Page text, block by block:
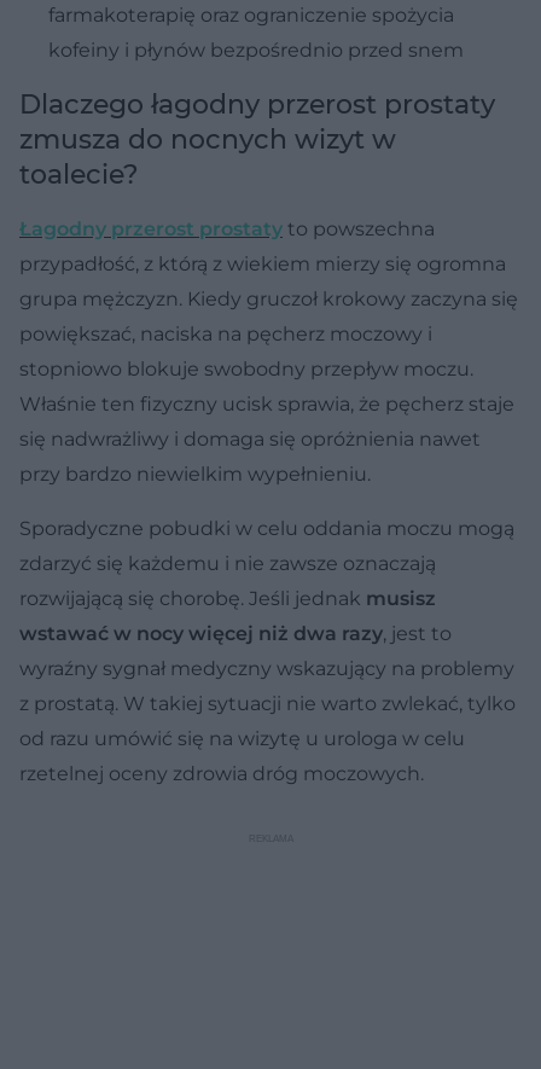
farmakoterapię oraz ograniczenie spożycia
kofeiny i płynów bezpośrednio przed snem
Dlaczego łagodny przerost prostaty
zmusza do nocnych wizyt w
toalecie?
Łagodny przerost prostaty to powszechna
przypadłość, z którą z wiekiem mierzy się ogromna
grupa mężczyzn. Kiedy gruczoł krokowy zaczyna się
powiększać, naciska na pęcherz moczowy i
stopniowo blokuje swobodny przepływ moczu.
Właśnie ten fizyczny ucisk sprawia, że pęcherz staje
się nadwrażliwy i domaga się opróżnienia nawet
przy bardzo niewielkim wypełnieniu.
Sporadyczne pobudki w celu oddania moczu mogą
zdarzyć się każdemu i nie zawsze oznaczają
rozwijającą się chorobę. Jeśli jednak musisz
wstawać w nocy więcej niż dwa razy, jest to
wyraźny sygnał medyczny wskazujący na problemy
z prostatą. W takiej sytuacji nie warto zwlekać, tylko
od razu umówić się na wizytę u urologa w celu
rzetelnej oceny zdrowia dróg moczowych.